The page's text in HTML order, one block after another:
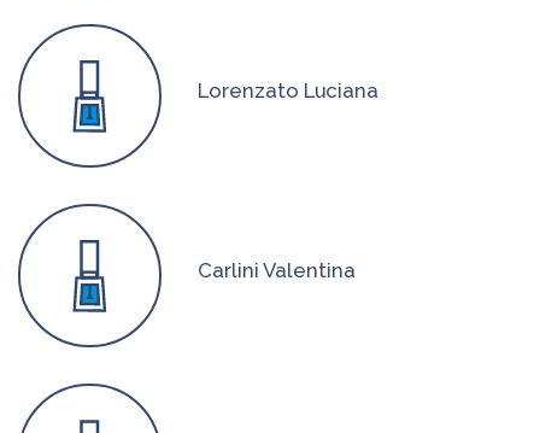
Lorenzato Luciana
Carlini Valentina